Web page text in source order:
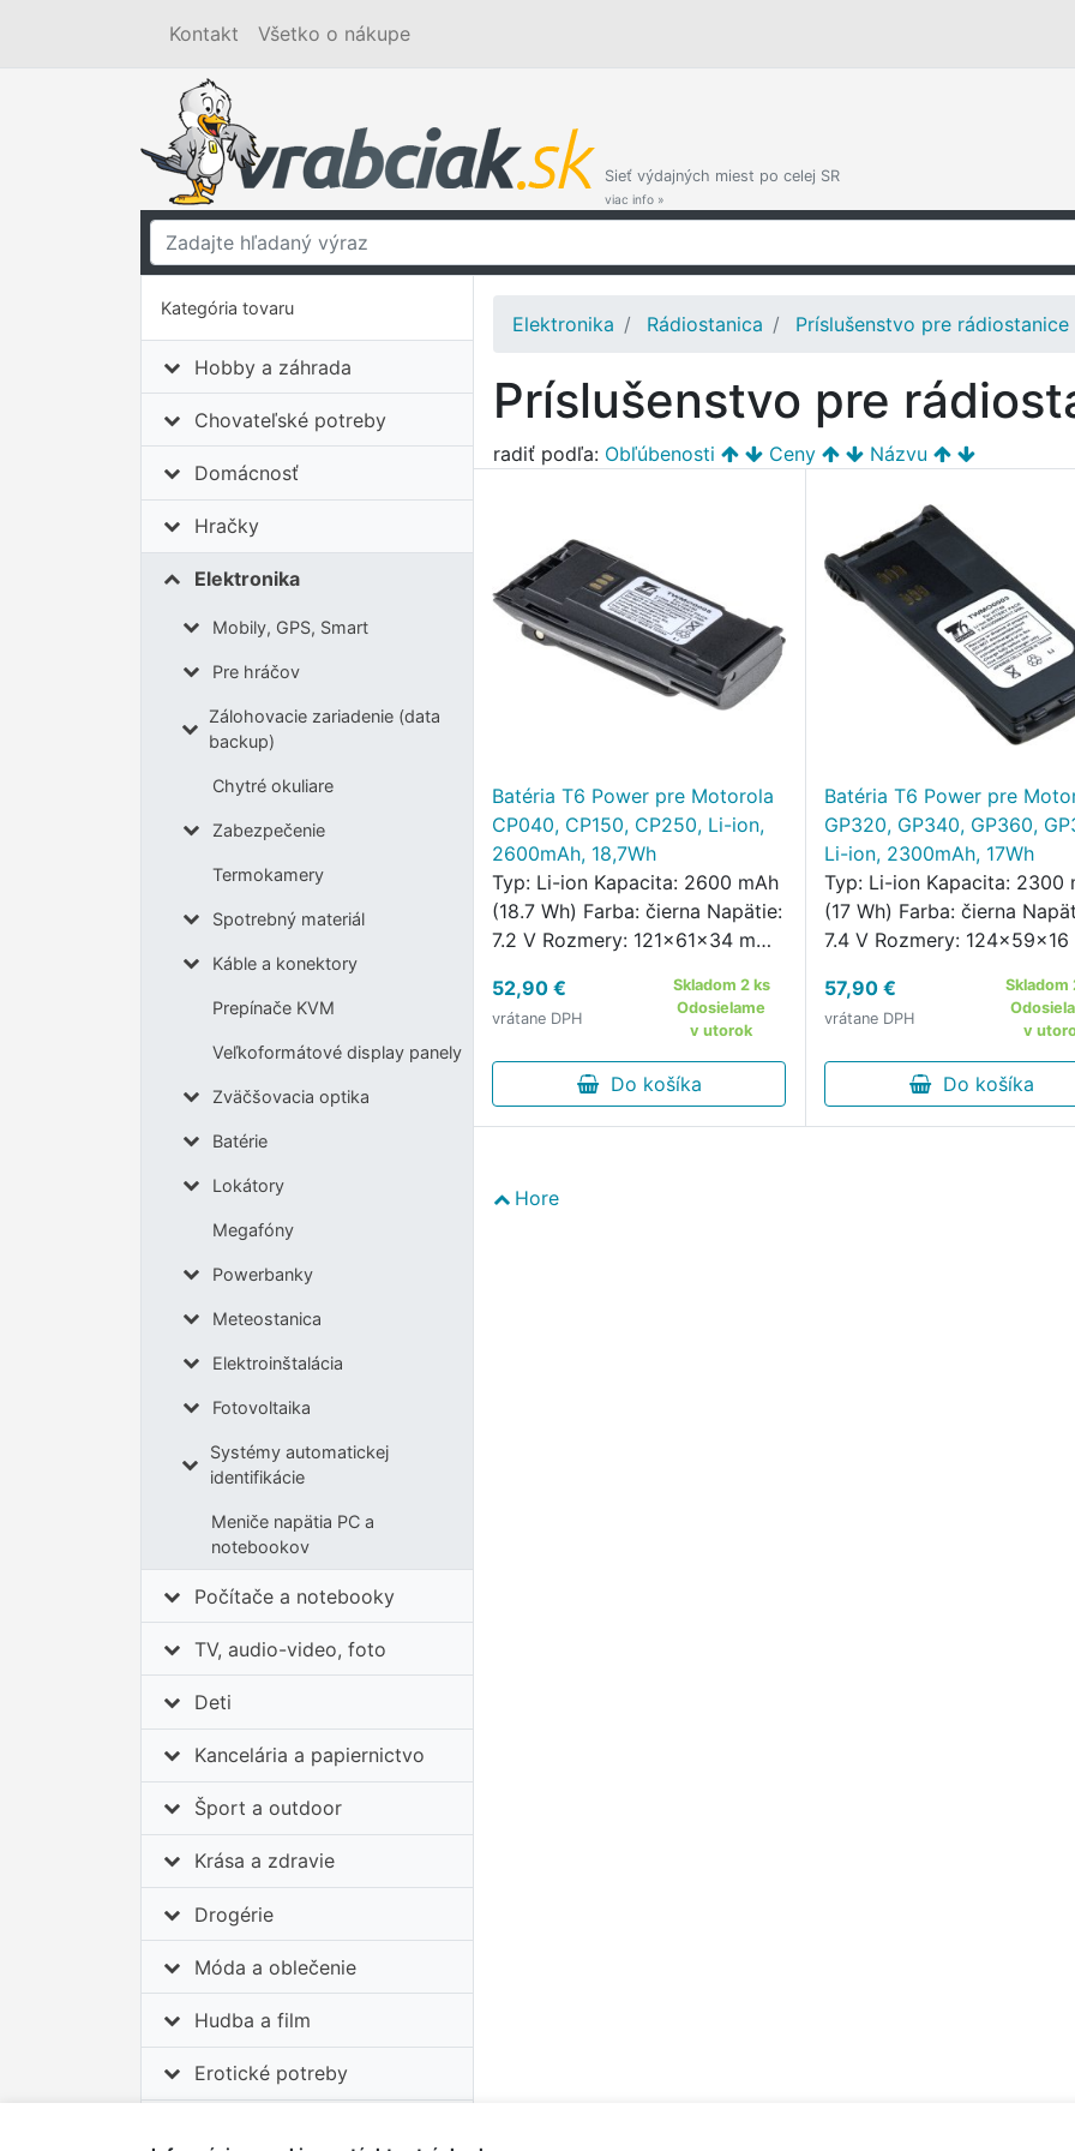
Kontakt Všetko o nákupe
Sieť výdajných miest po celej SR
viac info »
Kategória tovaru
Hobby a záhrada
Chovateľské potreby
Domácnosť
Hračky
Elektronika
Mobily, GPS, Smart
Pre hráčov
Zálohovacie zariadenie (data
backup)
Chytré okuliare
Zabezpečenie
Termokamery
Spotrebný materiál
Káble a konektory
Prepínače KVM
Veľkoformátové display panely
Zväčšovacia optika
Batérie
Lokátory
Megafóny
Powerbanky
Meteostanica
Elektroinštalácia
Fotovoltaika
Systémy automatickej
identifikácie
Meniče napätia PC a
notebookov
Počítače a notebooky
TV, audio-video, foto
Deti
Kancelária a papiernictvo
Šport a outdoor
Krása a zdravie
Drogérie
Móda a oblečenie
Hudba a film
Erotické potreby
Elektronika Rádiostanica Príslušenstvo pre rádiostanice
Príslušenstvo pre
radiť podľa: Obľúbenosti Ceny Názvu
Batéria T6 Power pre Motorola
CP040, CP150, CP250, Li-ion,
2600mAh, 18,7Wh
Typ: Li-ion Kapacita: 2600 mAh
(18.7 Wh) Farba: čierna Napätie:
7.2 V Rozmery: 121x61x34 mm
čísla: NNTN4497, NNTN4970,
NNTN4851, NNTN449
PMNN4254, PMNN4259 …
52,90 €
vrátane DPH
Skladom 2 ks
Odosielame
v utorok
Do košíka
Batéria T6 Power pre
GP320, GP340, GP360,
Li-ion, 2300mAh, 17Wh
Typ: Li-ion Kapacita: 2300
(17 Wh) Farba: čierna
7.4 V Rozmery: 124x59x16
čísla: HNN9013,
HNN9013DR, PMNN4158
Kompati
57,90 €
vrátane DPH
Skladom
v
Do košíka
Hore